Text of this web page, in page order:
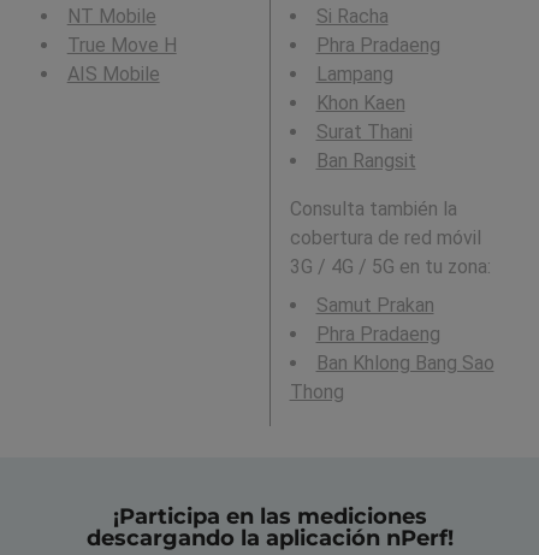
NT Mobile
True Move H
AIS Mobile
Si Racha
Phra Pradaeng
Lampang
Khon Kaen
Surat Thani
Ban Rangsit
Consulta también la
cobertura de red móvil
3G / 4G / 5G en tu zona:
Samut Prakan
Phra Pradaeng
Ban Khlong Bang Sao
Thong
¡Participa en las mediciones
descargando la aplicación nPerf!